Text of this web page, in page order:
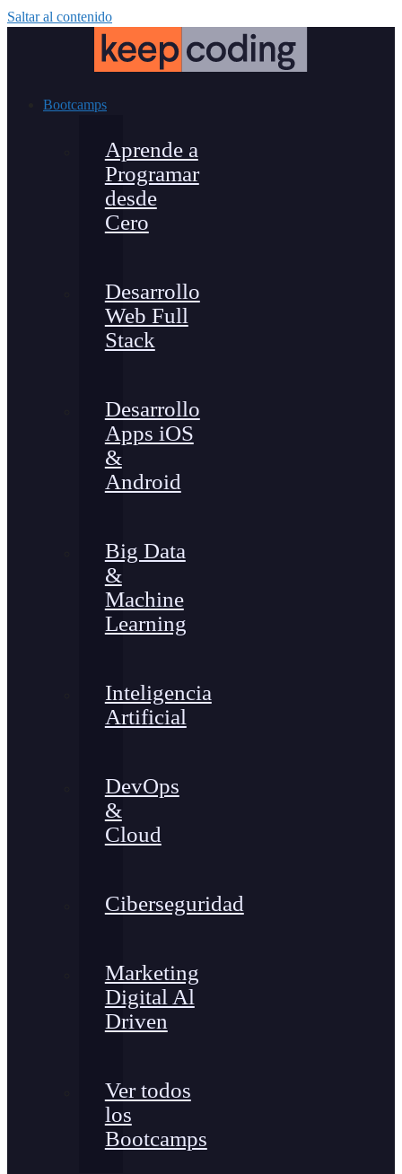
Saltar al contenido
Bootcamps
Aprende a
Programar
desde
Cero
Desarrollo
Web Full
Stack
Desarrollo
Apps iOS
&
Android
Big Data
&
Machine
Learning
Inteligencia
Artificial
DevOps
&
Cloud
Ciberseguridad
Marketing
Digital Al
Driven
Ver todos
los
Bootcamps